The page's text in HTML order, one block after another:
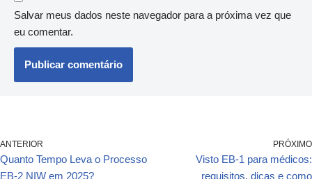
Salvar meus dados neste navegador para a próxima vez que
eu comentar.
ANTERIOR
Quanto Tempo Leva o Processo
EB-2 NIW em 2025?
PRÓXIMO
Visto EB-1 para médicos:
requisitos, dicas e como